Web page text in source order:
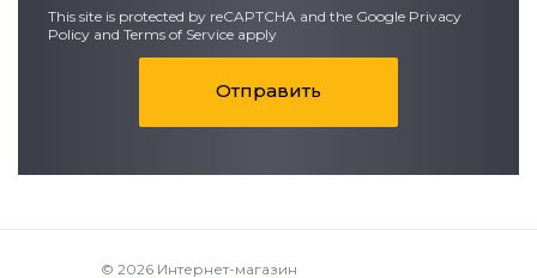
This site is protected by reCAPTCHA and the Google Privacy
Policy and Terms of Service apply
Отправить
© 2026 Интернет-магазин